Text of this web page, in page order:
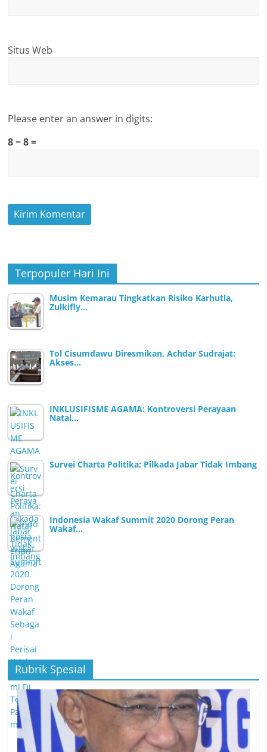
Situs Web
Please enter an answer in digits:
8 − 8 =
Terpopuler Hari Ini
Musim Kemarau Tingkatkan Risiko Karhutla,
Zulkifly…
Tol Cisumdawu Diresmikan, Achdar Sudrajat:
Akses…
INKLUSIFISME AGAMA: Kontroversi Perayaan
Natal…
Survei Charta Politika: Pilkada Jabar Tidak Imbang
Indonesia Wakaf Summit 2020 Dorong Peran
Wakaf…
Rubrik Spesial